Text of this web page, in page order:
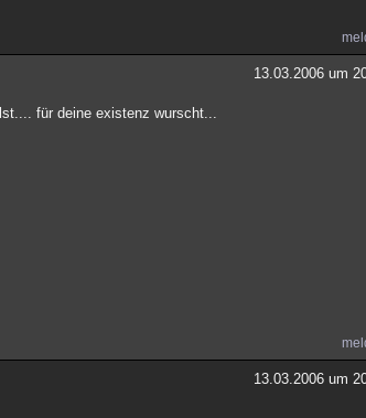
13.03.2006 um
für deine existenz wurscht...
13.03.2006 um